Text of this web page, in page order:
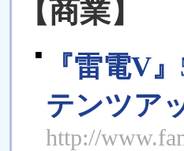
【商業】
■
『雷電V
テンツア
http://